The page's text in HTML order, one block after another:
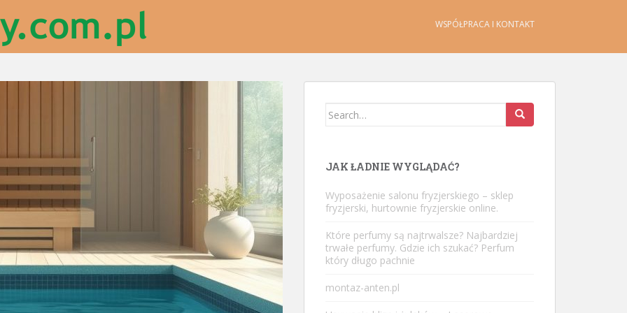
WSPÓŁPRACA I KONTAKT
Search
JAK ŁADNIE WYGLĄDAĆ?
Wyposażenie salonu fryzjerskiego – sklep
fryzjerski, hurtownie fryzjerskie online.
Które perfumy są najtrwalsze? Najbardziej
trwałe perfumy. Gdzie ich szukać? Perfum
który długo pachnie
montaz-anten.pl